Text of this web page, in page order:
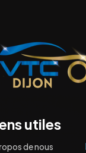
utiles
de nous